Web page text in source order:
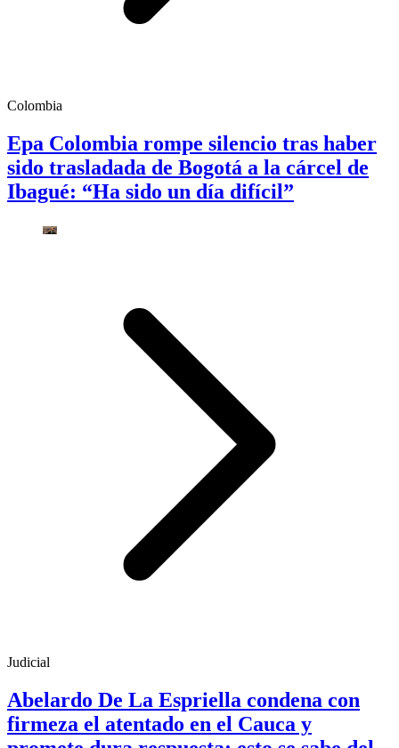
Colombia
Epa Colombia rompe silencio tras haber
sido trasladada de Bogotá a la cárcel de
Ibagué: “Ha sido un día difícil”
Judicial
Abelardo De La Espriella condena con
firmeza el atentado en el Cauca y